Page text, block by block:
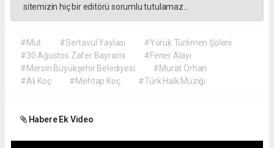
sitemizin hiç bir editörü sorumlu tutulamaz...
#Mut #Sertavul Yaylası
#Yörük Türkmen Şöleni
#30 Ağustos Zafer Bayramı
#Fener Alayı
#Mersin Büyükşehir Belediyesi
#Murat Orhan
#Ali Koç
#Mehtap Koç #Türk Halk Müziği
Habere Ek Video